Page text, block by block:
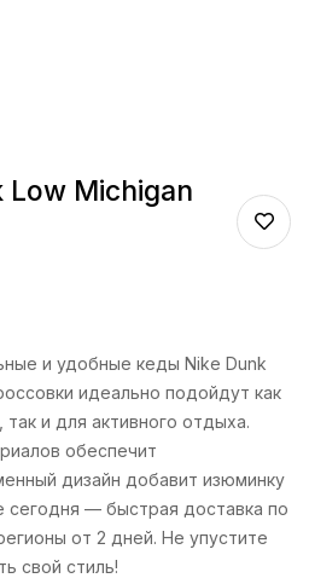
Michigan
и удобные кеды Nike Dunk
идеально подойдут как
и для активного отдыха.
обеспечит
дизайн добавит изюминку
сегодня — быстрая доставка по
от 2 дней. Не упустите
свой стиль!